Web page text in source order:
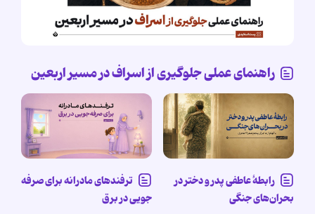
راهنمای عملی جلوگیری از اسراف در مسیر اربعین
رابطۀ عاطفی پدر و دختر در
بحران‌های جنگی
ترفندهای مادرانه برای صرفه
جویی در برق